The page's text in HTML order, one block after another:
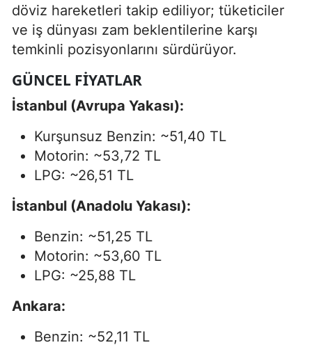
döviz hareketleri takip ediliyor; tüketiciler
ve iş dünyası zam beklentilerine karşı
temkinli pozisyonlarını sürdürüyor.
GÜNCEL FIYATLAR
İstanbul (Avrupa Yakası):
Kurşunsuz Benzin: ~51,40 TL
Motorin: ~53,72 TL
LPG: ~26,51 TL
İstanbul (Anadolu Yakası):
Benzin: ~51,25 TL
Motorin: ~53,60 TL
LPG: ~25,88 TL
Ankara:
Benzin: ~52,11 TL